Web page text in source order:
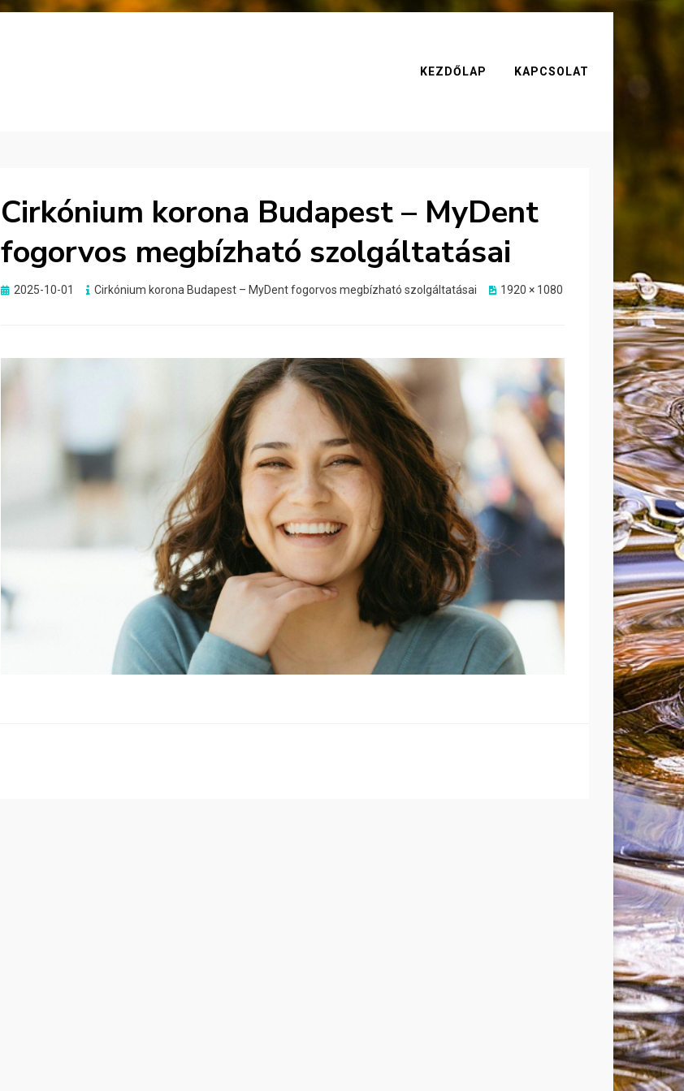
KEZDŐLAP KAPCSOLAT
Cirkónium korona Budapest – MyDent
fogorvos megbízható szolgáltatásai
Posted
2025-10-01 Cirkónium korona Budapest – MyDent fogorvos megbízható szolgáltatásai 1920 × 1080